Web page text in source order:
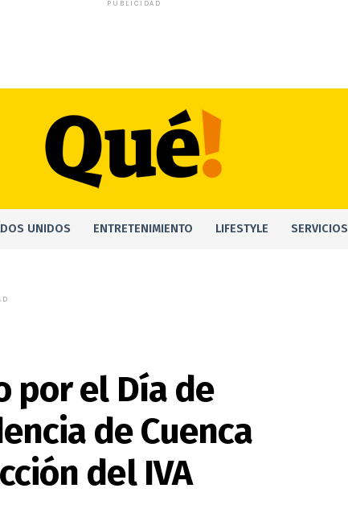
PUBLICIDAD
UNIDOS ENTRETENIMIENTO LIFESTYLE SERVICIOS
por el Día de
de Cuenca
del IVA